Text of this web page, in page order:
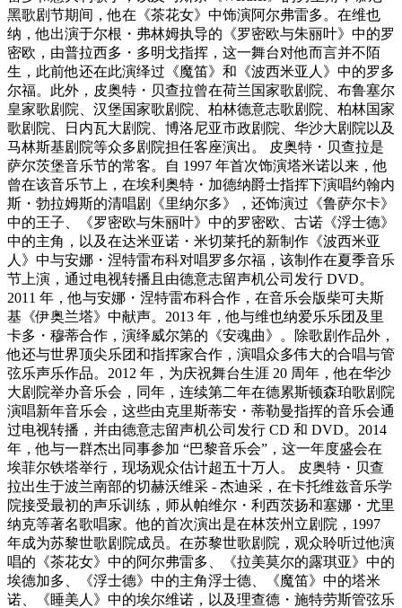
黑歌剧节期间，他在《茶花女》中饰演阿尔弗雷多。在维也
纳，他出演于尔根・弗林姆执导的《罗密欧与朱丽叶》中的罗
密欧，由普拉西多・多明戈指挥，这一舞台对他而言并不陌
生，此前他还在此演绎过《魔笛》和《波西米亚人》中的罗多
尔福。此外，皮奥特・贝查拉曾在荷兰国家歌剧院、布鲁塞尔
皇家歌剧院、汉堡国家歌剧院、柏林德意志歌剧院、柏林国家
歌剧院、日内瓦大剧院、博洛尼亚市政剧院、华沙大剧院以及
马林斯基剧院等众多剧院担任客座演出。 皮奥特・贝查拉是
萨尔茨堡音乐节的常客。自 1997 年首次饰演塔米诺以来，他
曾在该音乐节上，在埃利奥特・加德纳爵士指挥下演唱约翰内
斯・勃拉姆斯的清唱剧《里纳尔多》，还饰演过《鲁萨尔卡》
中的王子、《罗密欧与朱丽叶》中的罗密欧、古诺《浮士德》
中的主角，以及在达米亚诺・米切莱托的新制作《波西米亚
人》中与安娜・涅特雷布科对唱罗多尔福，该制作在夏季音乐
节上演，通过电视转播且由德意志留声机公司发行 DVD。
2011 年，他与安娜・涅特雷布科合作，在音乐会版柴可夫斯
基《伊奥兰塔》中献声。2013 年，他与维也纳爱乐乐团及里
卡多・穆蒂合作，演绎威尔第的《安魂曲》。除歌剧作品外，
他还与世界顶尖乐团和指挥家合作，演唱众多伟大的合唱与管
弦乐声乐作品。2012 年，为庆祝舞台生涯 20 周年，他在华沙
大剧院举办音乐会，同年，连续第二年在德累斯顿森珀歌剧院
演唱新年音乐会，这些由克里斯蒂安・蒂勒曼指挥的音乐会通
过电视转播，并由德意志留声机公司发行 CD 和 DVD。2014
年，他与一群杰出同事参加 “巴黎音乐会”，这一年度盛会在
埃菲尔铁塔举行，现场观众估计超五十万人。 皮奥特・贝查
拉出生于波兰南部的切赫沃维采 - 杰迪采，在卡托维兹音乐学
院接受最初的声乐训练，师从帕维尔・利西茨扬和塞娜・尤里
纳克等著名歌唱家。他的首次演出是在林茨州立剧院，1997
年成为苏黎世歌剧院成员。在苏黎世歌剧院，观众聆听过他演
唱的《茶花女》中的阿尔弗雷多、《拉美莫尔的露琪亚》中的
埃德加多、《浮士德》中的主角浮士德、《魔笛》中的塔米
诺、《睡美人》中的埃尔维诺，以及理查德・施特劳斯管弦乐